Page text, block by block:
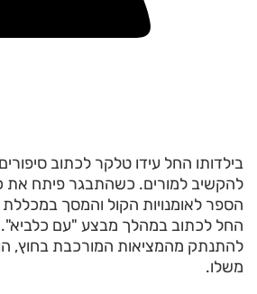
בילדותו החל עידו טלקר לכתוב
להקשיב למורים. כשהתבגר פיתח את
הספר לאומנויות הקול והמסך
החל לכתוב במהלך מבצע "עם
להתנתק מהמציאות המורכבת בחוץ,
משלו.